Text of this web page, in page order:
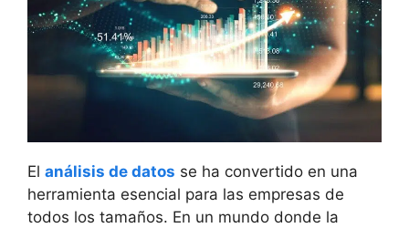
El análisis de datos se ha convertido en una
herramienta esencial para las empresas de
todos los tamaños. En un mundo donde la